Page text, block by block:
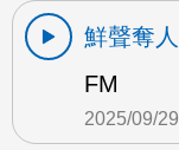
鮮聲奪人
FM
2025/09/29